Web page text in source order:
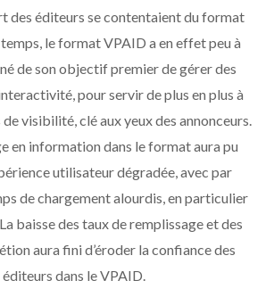
des éditeurs se contentaient du format
le format VPAID a en effet peu à
de son objectif premier de gérer des
pour servir de plus en plus à
visibilité, clé aux yeux des annonceurs.
en information dans le format aura pu
utilisateur dégradée, avec par
de chargement alourdis, en particulier
baisse des taux de remplissage et des
aura fini d’éroder la confiance des
éditeurs dans le VPAID.